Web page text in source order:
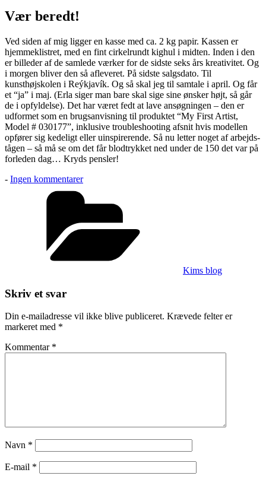
Vær beredt!
Ved siden af mig ligger en kasse med ca. 2 kg papir. Kassen er
hjemmeklistret, med en fint cirkelrundt kighul i midten. Inden i den
er billeder af de samlede værker for de sidste seks års kreativitet. Og
i morgen bliver den så afleveret. På sidste salgsdato. Til
kunsthøjskolen i Reýkjavík. Og så skal jeg til samtale i april. Og får
et “ja” i maj. (Erla siger man bare skal sige sine ønsker højt, så går
de i opfyldelse). Det har været fedt at lave ansøgningen – den er
udformet som en brugsanvisning til produktet “My First Artist,
Model # 030177”, inklusive troubleshooting afsnit hvis modellen
opfører sig kedeligt eller uinspirerende. Så nu letter noget af arbejds-
tågen – så må se om det får blodtrykket ned under de 150 det var på
forleden dag… Kryds pensler!
- Ingen kommentarertil
beredt!
Kims blog
Skriv et svar
Din e-mailadresse vil ikke blive publiceret. Krævede felter er
markeret med *
Kommentar *
Navn *
E-mail *